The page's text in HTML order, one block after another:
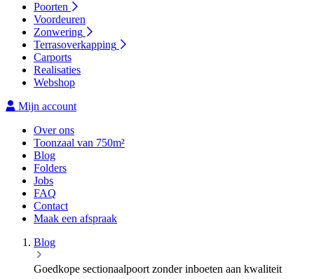
Poorten
Voordeuren
Zonwering
Terrasoverkapping
Carports
Realisaties
Webshop
Mijn account
Over ons
Toonzaal van 750m²
Blog
Folders
Jobs
FAQ
Contact
Maak een afspraak
Blog
Goedkope sectionaalpoort zonder inboeten aan kwaliteit